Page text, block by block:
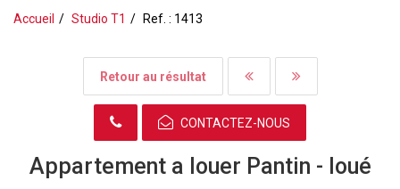
Accueil Studio T1 Ref. : 1413
Retour au résultat
CONTACTEZ-NOUS
Appartement a louer Pantin - loué